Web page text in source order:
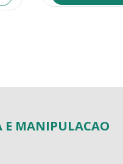
E MANIPULACAO